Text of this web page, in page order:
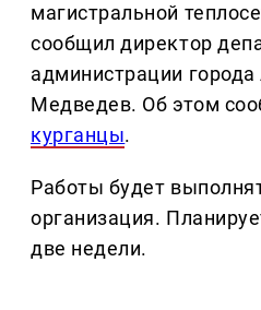
магистральной
сообщил директор
администрации
Медведев. Об этом
курганцы.
Работы будет
организация.
две недели.